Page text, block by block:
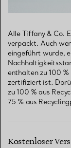
Alle Tiffany & Co.
verpackt. Auch
eingeführt wurde,
enthalten zu 100
zertifiziert ist.
zu 100 % aus
75 % aus
Kostenloser